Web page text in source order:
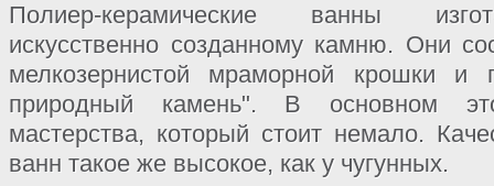
Полиер-керамические ванны
искусственно созданному камню. Они
мелкозернистой мраморной крошки и
природный камень". В основном
мастерства, который стоит немало.
ванн такое же высокое, как у чугунных.